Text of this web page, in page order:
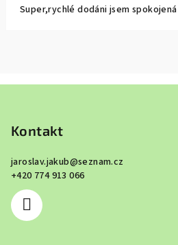
Super,rychlé dodáni jsem spokojená
Kontakt
jaroslav.jakub@seznam.cz
+420 774 913 066